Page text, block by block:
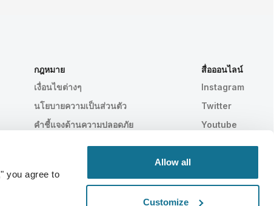
you agree to
Allow all
Customize
กฎหมาย
เงื่อนไขต่างๆ
นโยบายความเป็นส่วนตัว
คําชี้แจงด้านความปลอดภัย
สื่อออนไลน์
Instagram
Twitter
Youtube